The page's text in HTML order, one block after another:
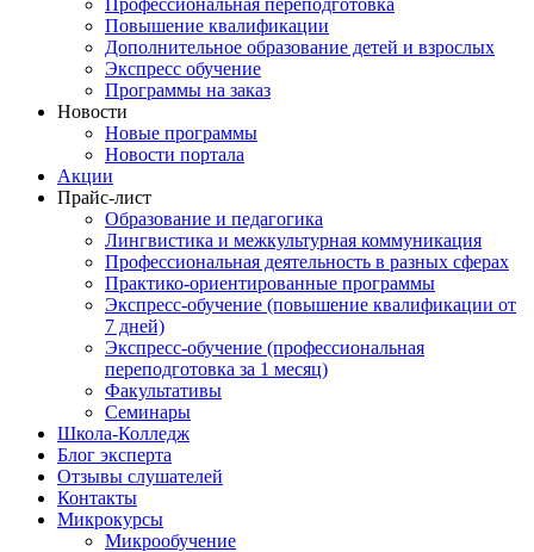
Профессиональная переподготовка
Повышение квалификации
Дополнительное образование детей и взрослых
Экспресс обучение
Программы на заказ
Новости
Новые программы
Новости портала
Акции
Прайс-лист
Образование и педагогика
Лингвистика и межкультурная коммуникация
Профессиональная деятельность в разных сферах
Практико-ориентированные программы
Экспресс-обучение (повышение квалификации от
7 дней)
Экспресс-обучение (профессиональная
переподготовка за 1 месяц)
Факультативы
Семинары
Школа-Колледж
Блог эксперта
Отзывы слушателей
Контакты
Микрокурсы
Микрообучение